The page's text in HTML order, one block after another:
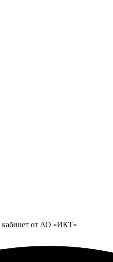
кабинет от АО «ИКТ»